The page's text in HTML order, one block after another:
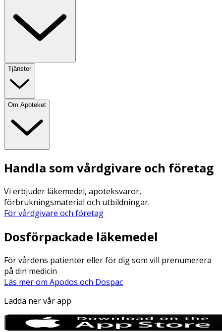
Tjänster
Om Apoteket
Handla som vårdgivare och företag
Vi erbjuder läkemedel, apoteksvaror,
förbrukningsmaterial och utbildningar.
För vårdgivare och företag
Dosförpackade läkemedel
För vårdens patienter eller för dig som vill prenumerera
på din medicin
Läs mer om Apodos och Dospac
Ladda ner vår app